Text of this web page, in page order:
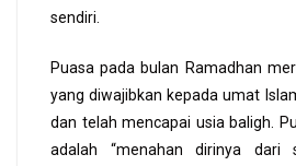
sendiri.
Puasa pada bulan Ramadhan
yang diwajibkan kepada umat
dan telah mencapai usia baligh.
adalah “menahan dirinya dari